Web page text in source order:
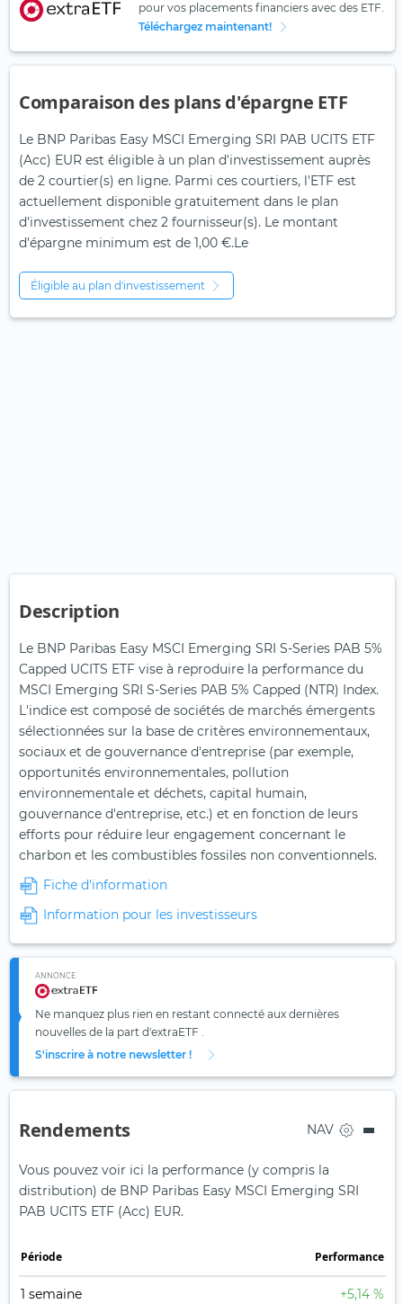
pour vos placements financiers avec des ETF.
Téléchargez maintenant!
Comparaison des plans d'épargne ETF
Le BNP Paribas Easy MSCI Emerging SRI PAB UCITS ETF
(Acc) EUR est éligible à un plan d'investissement auprès
de 2 courtier(s) en ligne. Parmi ces courtiers, l'ETF est
actuellement disponible gratuitement dans le plan
d'investissement chez 2 fournisseur(s). Le montant
d'épargne minimum est de 1,00 €.Le
Éligible au plan d'investissement
Description
Le BNP Paribas Easy MSCI Emerging SRI S-Series PAB 5%
Capped UCITS ETF vise à reproduire la performance du
MSCI Emerging SRI S-Series PAB 5% Capped (NTR) Index.
L'indice est composé de sociétés de marchés émergents
sélectionnées sur la base de critères environnementaux,
sociaux et de gouvernance d'entreprise (par exemple,
opportunités environnementales, pollution
environnementale et déchets, capital humain,
gouvernance d'entreprise, etc.) et en fonction de leurs
efforts pour réduire leur engagement concernant le
charbon et les combustibles fossiles non conventionnels.
Fiche d'information
Information pour les investisseurs
ANNONCE
Ne manquez plus rien en restant connecté aux dernières
nouvelles de la part d'extraETF .
S'inscrire à notre newsletter !
Rendements NAV
Vous pouvez voir ici la performance (y compris la
distribution) de BNP Paribas Easy MSCI Emerging SRI
PAB UCITS ETF (Acc) EUR.
Période Performance
1 semaine +5,14 %